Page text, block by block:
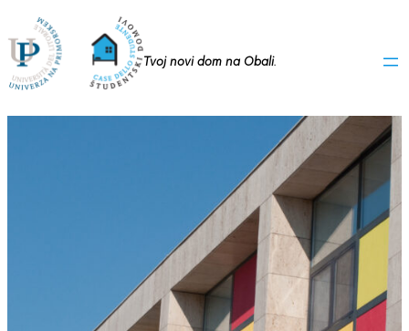
Preskoči
na
vsebino
Tvoj novi dom na Obali.